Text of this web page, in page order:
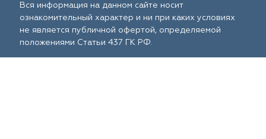
Вся информация на данном сайте носит
ознакомительный характер и ни при каких условиях
не является публичной офертой, определяемой
положениями Статьи 437 ГК РФ.